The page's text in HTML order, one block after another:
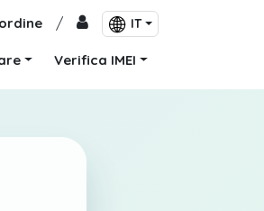
/ IT
Verifica IMEI